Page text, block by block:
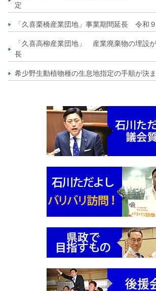
定
「久喜栗橋産業団地」事業期間延長 令和
「久喜高柳産業団地」 産業廃棄物の埋設
長
希少野生動植物種の生息地指定の手順が決